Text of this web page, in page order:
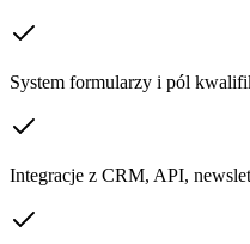
System formularzy i pól
Integracje z CRM, API,